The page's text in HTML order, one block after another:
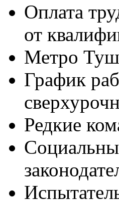
Оплата
от
Метро
График
Редкие